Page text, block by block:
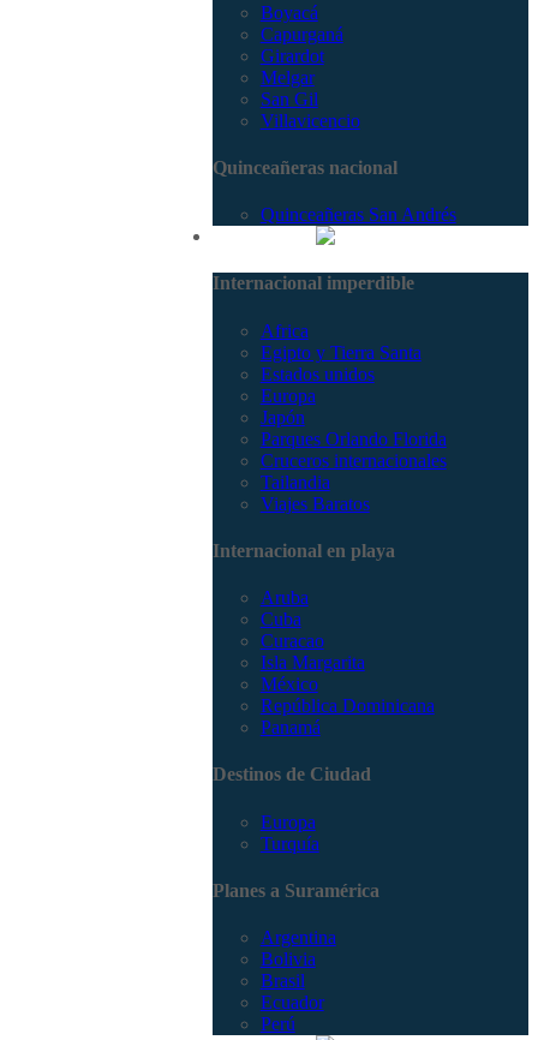
Boyacá
Capurganá
Girardot
Melgar
San Gil
Villavicencio
Quinceañeras nacional
Quinceañeras San Andrés
Internacional imperdible
Africa
Egipto y Tierra Santa
Estados unidos
Europa
Japón
Parques Orlando Florida
Cruceros internacionales
Tailandia
Viajes Baratos
Internacional en playa
Aruba
Cuba
Curacao
Isla Margarita
México
República Dominicana
Panamá
Destinos de Ciudad
Europa
Turquía
Planes a Suramérica
Argentina
Bolivia
Brasil
Ecuador
Perú